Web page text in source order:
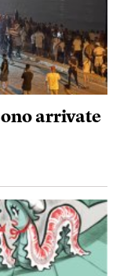
arrivate